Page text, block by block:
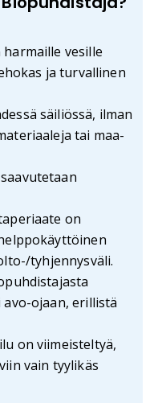
vesille
ja turvallinen
säiliössä, ilman
tai maa-
on
tyhjennysväli.
ojaan, erillistä
on viimeisteltyä,
vain tyylikäs